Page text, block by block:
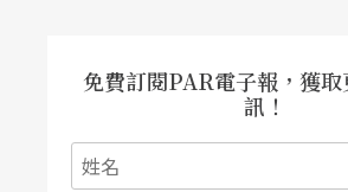
免費訂閱PAR電子報，獲
訊！